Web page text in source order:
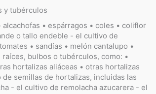
y tubérculos
• espárragos • coles • coliflor
o tallo endeble - el cultivo de
• sandías • melón cantalupo •
bulbos o tubérculos, como: •
hortalizas aliáceas • otras hortalizas
semillas de hortalizas, incluidas las
- el cultivo de remolacha azucarera - el